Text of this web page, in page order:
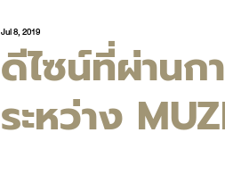
ดีไซน์ที่ผ่านก
ระหว่าง
Jul 8, 2019